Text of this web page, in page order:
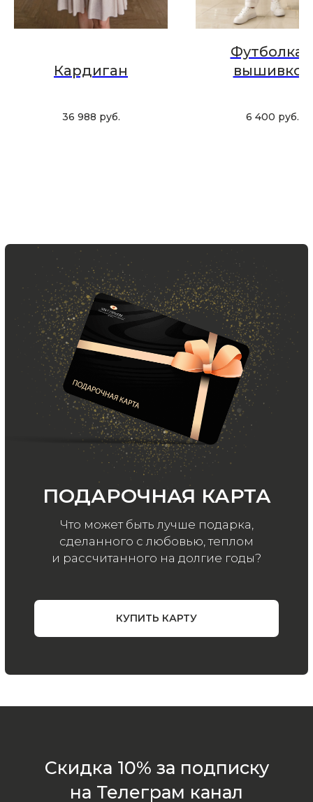
Кардиган
36 988 руб.
Футболка
вышивкой
6 400 руб.
Что может быть лучше подарка,
сделанного с любовью, теплом
Скидка 10% за подписку
на Телеграм канал
Хотите быть в курсе всех новинок
и акций, подпишитесь на email рассылку
Подписаться
Новинки, акции, подарки
и модный журнал — всё это
в нашем телеграмм канале:
MIR CASHMERE Official
ООО «МИР КАШЕМИРА» © 2023